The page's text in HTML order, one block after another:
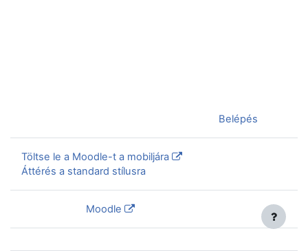
Belépés
Töltse le a Moodle-t a mobiljára
Áttérés a standard stílusra
Moodle